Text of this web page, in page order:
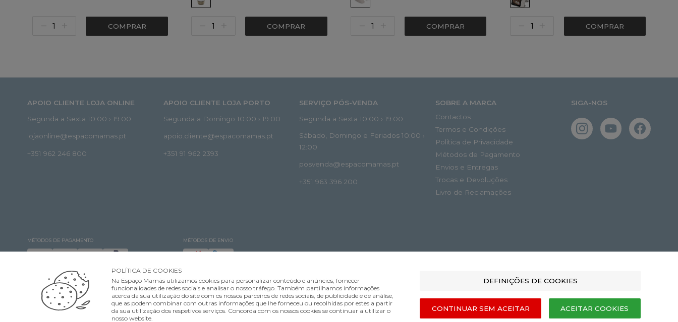
COMPRAR COMPRAR COMPRAR COMPRAR
APOIO CLIENTE LOJA ONLINE
Segunda a Sexta 10:00 › 19:00
lojaonline@espacomamas.pt
+351 962 246 800
APOIO CLIENTE LOJA PORTO
Segunda a Domingo 10:00 › 19:00
apoio.cliente@espacomamas.pt
+351 91 962 2393
SERVIÇO PÓS-VENDA
Segunda a Sexta 10:00 › 19:00
Sábado, Domingo e Feriados 10:00 ›
12:00
posvenda@espacomamas.pt
+351 963 396 200
SOBRE A MARCA
Contactos
Termos e Condições
Política de Privacidade
Métodos de Pagamento
Envios e Entregas
Trocas e Devoluções
Livro de Reclamações
SIGA-NOS
MÉTODOS DE PAGAMENTO MÉTODOS DE ENVIO
©Espaço Mamãs. Todos os direitos reservados Designed & developed byBsolus.pt
POLÍTICA DE COOKIES
Na Espaço Mamãs utilizamos cookies para personalizar conteúdo e anúncios, fornecer
funcionalidades de redes sociais e analisar o nosso tráfego. Também partilhamos informações
acerca da sua utilização do site com os nossos parceiros de redes sociais, de publicidade e de análise,
que as podem combinar com outras informações que lhe forneceu ou recolhidas por estes a partir
da sua utilização dos respetivos serviços. Concorda com os nossos cookies se continuar a utilizar o
nosso website.
DEFINIÇÕES DE COOKIES
CONTINUAR SEM ACEITAR ACEITAR COOKIES